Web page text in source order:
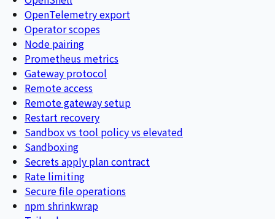
OpenTelemetry export
Operator scopes
Node pairing
Prometheus metrics
Gateway protocol
Remote access
Remote gateway setup
Restart recovery
Sandbox vs tool policy vs elevated
Sandboxing
Secrets apply plan contract
Rate limiting
Secure file operations
npm shrinkwrap